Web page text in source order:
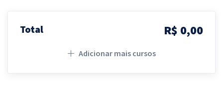
Total R$ 0,00
Adicionar mais cursos